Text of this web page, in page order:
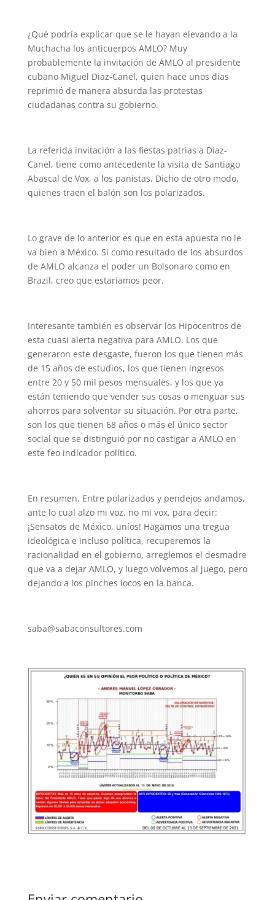
¿Qué podría explicar que se le hayan elevando a la
Muchacha los anticuerpos AMLO? Muy
probablemente la invitación de AMLO al presidente
cubano Miguel Diaz-Canel, quien hace unos días
reprimió de manera absurda las protestas
ciudadanas contra su gobierno.
La referida invitación a las fiestas patrias a Diaz-
Canel, tiene como antecedente la visita de Santiago
Abascal de Vox, a los panistas. Dicho de otro modo,
quienes traen el balón son los polarizados.
Lo grave de lo anterior es que en esta apuesta no le
va bien a México. Si como resultado de los absurdos
de AMLO alcanza el poder un Bolsonaro como en
Brazil, creo que estaríamos peor.
Interesante también es observar los Hipocentros de
esta cuasi alerta negativa para AMLO. Los que
generaron este desgaste, fueron los que tienen más
de 15 años de estudios, los que tienen ingresos
entre 20 y 50 mil pesos mensuales, y los que ya
están teniendo que vender sus cosas o menguar sus
ahorros para solventar su situación. Por otra parte,
son los que tienen 68 años o más el único sector
social que se distinguió por no castigar a AMLO en
este feo indicador político.
En resumen. Entre polarizados y pendejos andamos,
ante lo cual alzo mi voz, no mi vox, para decir:
¡Sensatos de México, uníos! Hagamos una tregua
ideológica e incluso política, recuperemos la
racionalidad en el gobierno, arreglemos el desmadre
que va a dejar AMLO, y luego volvemos al juego, pero
dejando a los pinches locos en la banca.
saba@sabaconsultores.com